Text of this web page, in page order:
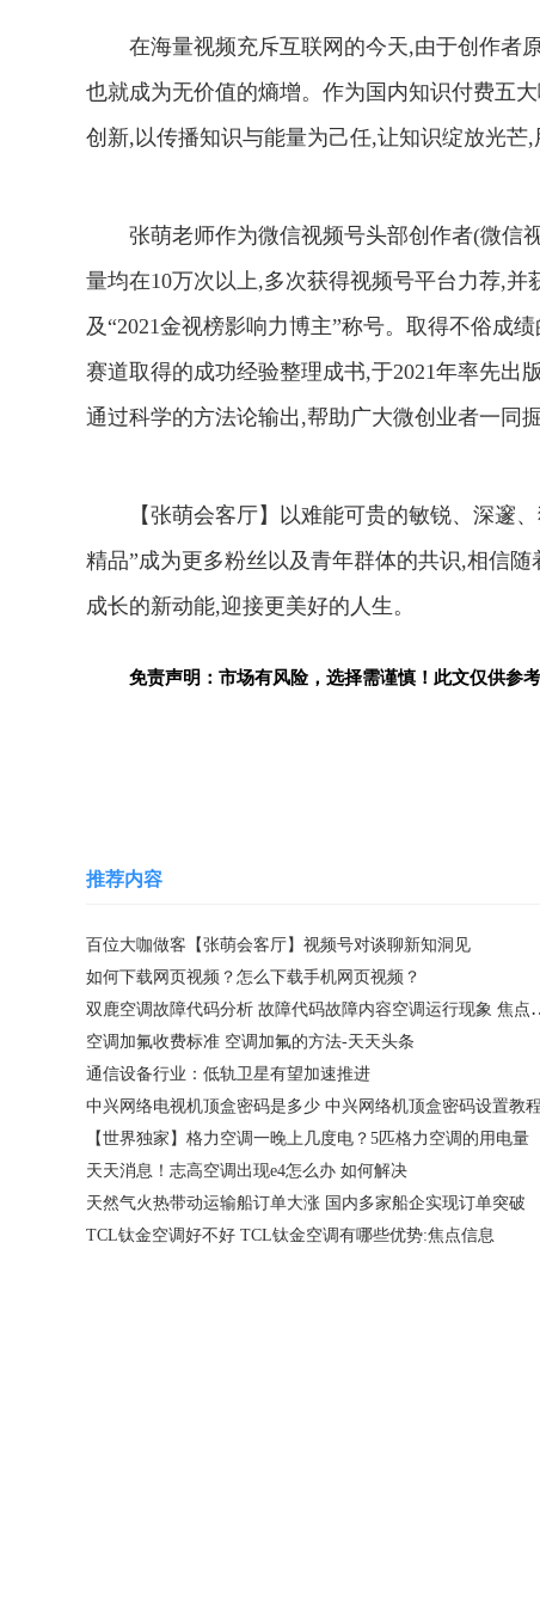
在海量视频充斥互联网的今天,由于创作者
也就成为无价值的熵增。作为国内知识付费五
创新,以传播知识与能量为己任,让知识绽放光芒
张萌老师作为微信视频号头部创作者(微信
量均在10万次以上,多次获得视频号平台力荐,并
及“2021金视榜影响力博主”称号。取得不俗成
赛道取得的成功经验整理成书,于2021年率先
通过科学的方法论输出,帮助广大微创业者一同
【张萌会客厅】以难能可贵的敏锐、深邃
精品”成为更多粉丝以及青年群体的共识,相信
成长的新动能,迎接更美好的人生。
免责声明：市场有风险，选择需谨慎！此文仅供参
推荐内容
百位大咖做客【张萌会客厅】视频号对谈聊新知洞见
如何下载网页视频？怎么下载手机网页视频？
双鹿空调故障代码分
空调加氟收费标准 空调加氟的方法-天天头条
通信设备行业：低轨卫星有望加速推进
【世界独家】格力空调一晚上几度电？5匹格力空调的用电量
天天消息！志高空调出现e4怎么办 如何解决
天然气火热带动运输船订单大涨 国内多家船企实现订单突破
TCL钛金空调好不好 TCL钛金空调有哪些优势:焦点信息